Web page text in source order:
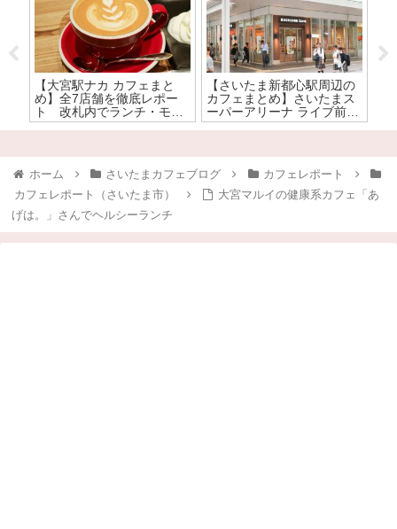
【大宮駅ナカ カフェまと
め】全7店舗を徹底レポー
ト 改札内でランチ・モー
ニングが楽しめる大宮駅ナ
【さいたま新都心駅周辺の
カフェまとめ】さいたまス
ーパーアリーナ ライブ前に
寄りやすいカフェはここ！
ホーム さいたまカフェブログ
カフェレポート
カフェレポート（さいたま市）
大宮マルイの健康系カフェ「あ
げは。」さんでヘルシーランチ